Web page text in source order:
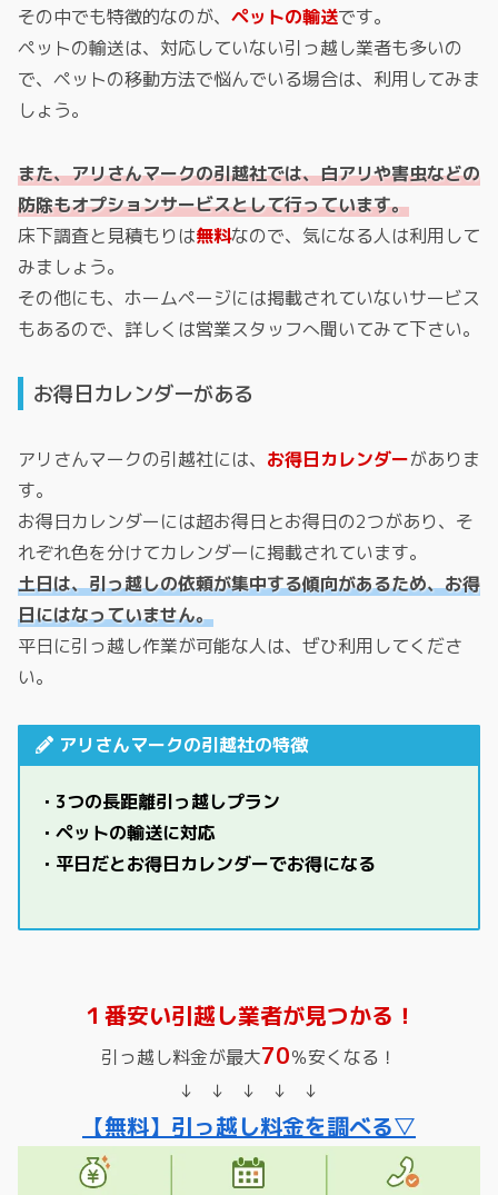
その中でも特徴的なのが、 ペットの輸送です。
ペットの輸送は、対応していない引っ越し業者も多いの
で、ペットの移動方法で悩んでいる場合は、利用してみま
しょう。
また、アリさんマークの引越社では、白アリや害虫などの
防除もオプションサービスとして行っています。
床下調査と見積もりは無料なので、気になる人は利用して
みましょう。
その他にも、ホームページには掲載されていないサービス
もあるので、詳しくは営業スタッフへ聞いてみて下さい。
お得日カレンダーがある
アリさんマークの引越社には、 お得日カレンダーがありま
す。
お得日カレンダーには超お得日とお得日の2つがあり、そ
れぞれ色を分けてカレンダーに掲載されています。
土日は、引っ越しの依頼が集中する傾向があるため、お得
日にはなっていません。
平日に引っ越し作業が可能な人は、ぜひ利用してくださ
い。
アリさんマークの引越社の特徴
・3つの長距離引っ越しプラン
・ペットの輸送に対応
・平日だとお得日カレンダーでお得になる
１番安い引越し業者が見つかる！
引っ越し料金が最大70％安くなる！
↓ ↓ ↓ ↓ ↓
【無料】引っ越し料金を調べる▽